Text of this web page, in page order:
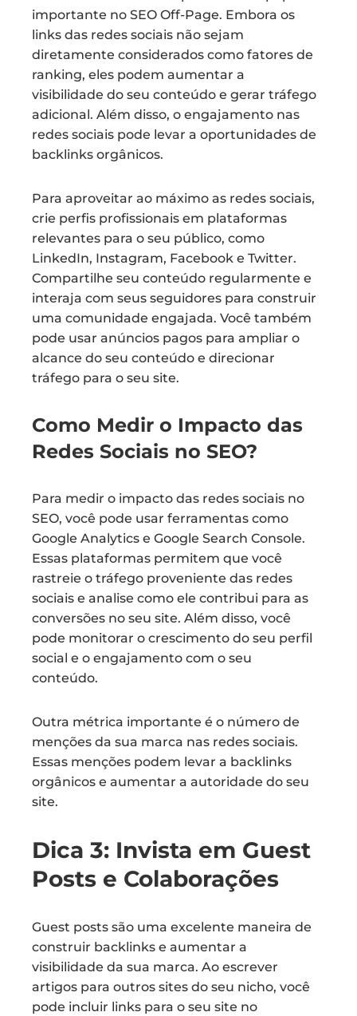
importante no SEO Off-Page. Embora os
links das redes sociais não sejam
diretamente considerados como fatores de
ranking, eles podem aumentar a
visibilidade do seu conteúdo e gerar tráfego
adicional. Além disso, o engajamento nas
redes sociais pode levar a oportunidades de
backlinks orgânicos.
Para aproveitar ao máximo as redes sociais,
crie perfis profissionais em plataformas
relevantes para o seu público, como
LinkedIn, Instagram, Facebook e Twitter.
Compartilhe seu conteúdo regularmente e
interaja com seus seguidores para construir
uma comunidade engajada. Você também
pode usar anúncios pagos para ampliar o
alcance do seu conteúdo e direcionar
tráfego para o seu site.
Como Medir o Impacto das
Redes Sociais no SEO?
Para medir o impacto das redes sociais no
SEO, você pode usar ferramentas como
Google Analytics e Google Search Console.
Essas plataformas permitem que você
rastreie o tráfego proveniente das redes
sociais e analise como ele contribui para as
conversões no seu site. Além disso, você
pode monitorar o crescimento do seu perfil
social e o engajamento com o seu
conteúdo.
Outra métrica importante é o número de
menções da sua marca nas redes sociais.
Essas menções podem levar a backlinks
orgânicos e aumentar a autoridade do seu
site.
Dica 3: Invista em Guest
Posts e Colaborações
Guest posts são uma excelente maneira de
construir backlinks e aumentar a
visibilidade da sua marca. Ao escrever
artigos para outros sites do seu nicho, você
pode incluir links para o seu site no